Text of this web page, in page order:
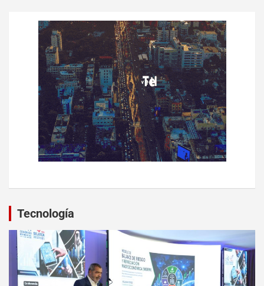
Tecnología